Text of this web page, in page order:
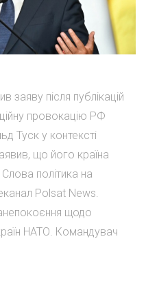
заяву після публікацій
провокацію РФ
Туск у контексті
що його країна
Слова політика на
Polsat News.
щодо
НАТО. Командувач